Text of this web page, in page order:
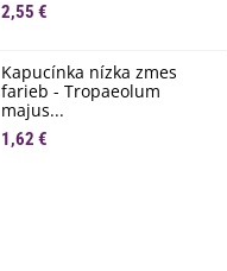
2,55 €
Kapucínka nízka zmes
farieb - Tropaeolum
majus...
1,62 €